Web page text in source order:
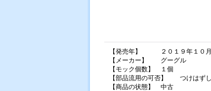
【発売年】 ２０１９年１０月
【メーカー】 グーグル
【モック個数】 １個
【部品流用の可否】 つけはず
【商品の状態】 中古